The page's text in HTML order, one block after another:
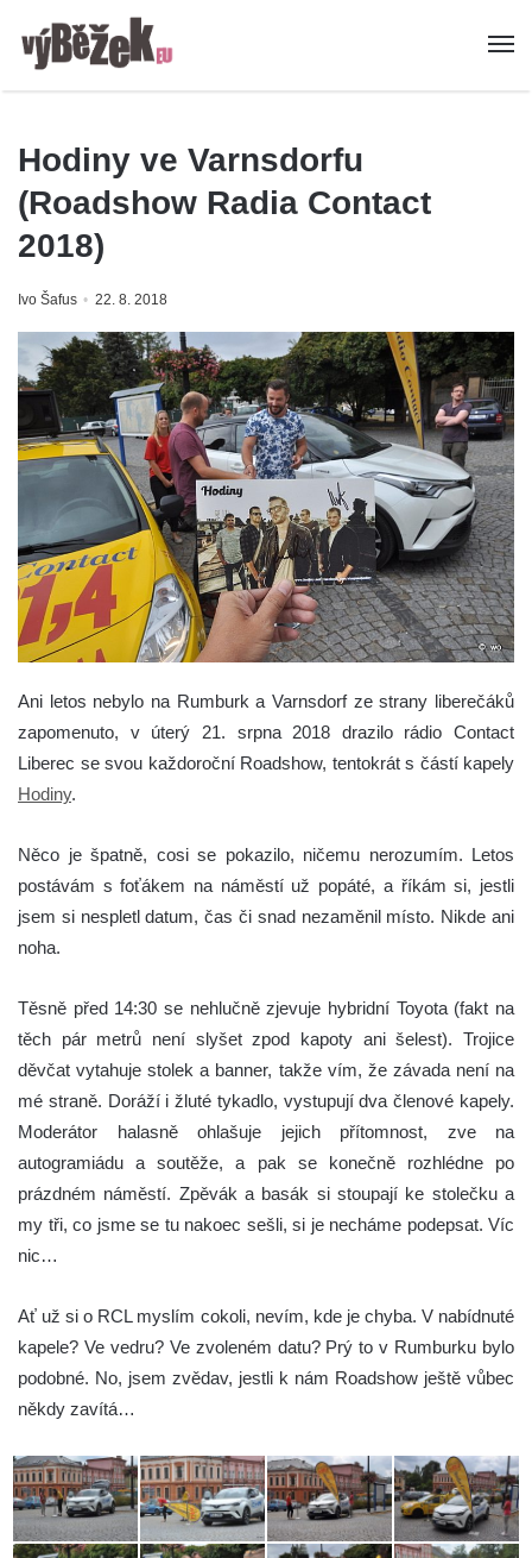
Hodiny ve Varnsdorfu
(Roadshow Radia Contact
2018)
Ivo Šafus 22. 8. 2018
Ani letos nebylo na Rumburk a Varnsdorf ze strany liberečáků
zapomenuto, v úterý 21. srpna 2018 drazilo rádio Contact
Liberec se svou každoroční Roadshow, tentokrát s částí kapely
Hodiny.
Něco je špatně, cosi se pokazilo, ničemu nerozumím. Letos
postávám s foťákem na náměstí už popáté, a říkám si, jestli
jsem si nespletl datum, čas či snad nezaměnil místo. Nikde ani
noha.
Těsně před 14:30 se nehlučně zjevuje hybridní Toyota (fakt na
těch pár metrů není slyšet zpod kapoty ani šelest). Trojice
děvčat vytahuje stolek a banner, takže vím, že závada není na
mé straně. Doráží i žluté tykadlo, vystupují dva členové kapely.
Moderátor halasně ohlašuje jejich přítomnost, zve na
autogramiádu a soutěže, a pak se konečně rozhlédne po
prázdném náměstí. Zpěvák a basák si stoupají ke stolečku a
my tři, co jsme se tu nakoec sešli, si je necháme podepsat. Víc
nic…
Ať už si o RCL myslím cokoli, nevím, kde je chyba. V nabídnuté
kapele? Ve vedru? Ve zvoleném datu? Prý to v Rumburku bylo
podobné. No, jsem zvědav, jestli k nám Roadshow ještě vůbec
někdy zavítá…